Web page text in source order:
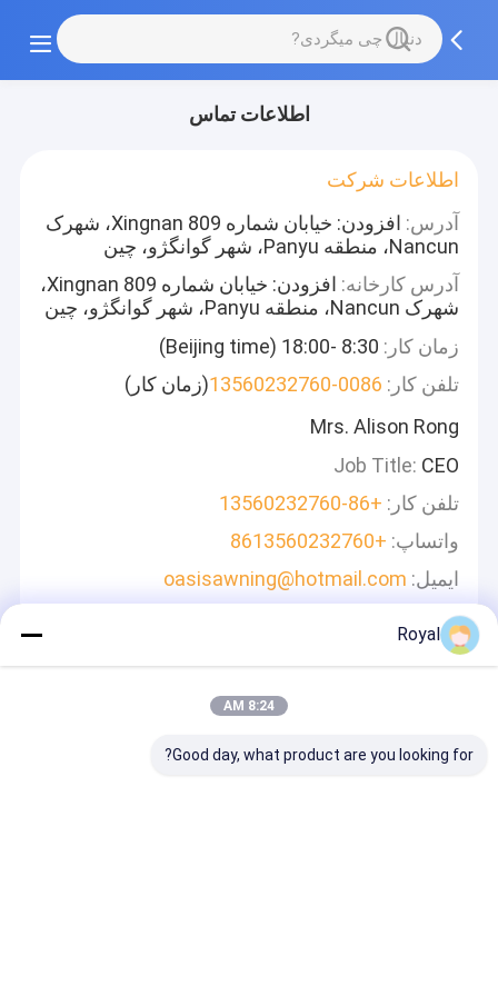
اطلاعات تماس
اطلاعات شرکت
آدرس:
افزودن: خیابان شماره 809 Xingnan، شهرک
Nancun، منطقه Panyu، شهر گوانگژو، چین
آدرس کارخانه:
افزودن: خیابان شماره 809 Xingnan،
شهرک Nancun، منطقه Panyu، شهر گوانگژو، چین
زمان کار:
تلفن کار: 0086-13560232760
(زمان کار)
Mrs. Alison Rong
Job Title: CEO
تلفن کار: +86-13560232760
واتساپ: +8613560232760
ایمیل: oasisawning@hotmail.com
ما به سرعت پاسخ خواهیم داد
Royal
8:24 AM
Good day, what product are you looking for?